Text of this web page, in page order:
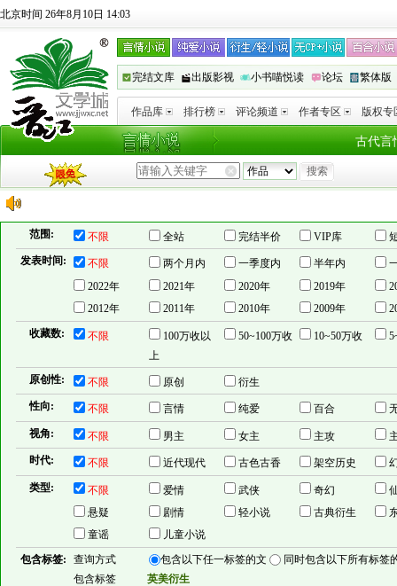
北京时间 26年8月10日 14:03
完结文库 出版影视 小书喵悦读 论坛 繁体版
作品库 排行榜 评论频道 作者专区 版权专
古代言
范围: 不限 全站 完结半价 VIP库
发表时间:
不限 两个月内 一季度内 半年内
2022年
2021年 2020年 2019年
2012年
2011年 2010年 2009年
收藏数:
不限
100万收以
上
50~100万收 10~50万收
原创性: 不限 原创
衍生
性向:
不限 言情 纯爱 百合
视角:
不限 男主 女主 主攻
时代:
不限 近代现代 古色古香 架空历史
类型:
不限 爱情 武侠 奇幻
悬疑
剧情 轻小说 古典衍生
童谣
儿童小说
包含标签:
查询方式 包含以下任一标签的文
同时包含以下所有标签
包含标签
英美衍生